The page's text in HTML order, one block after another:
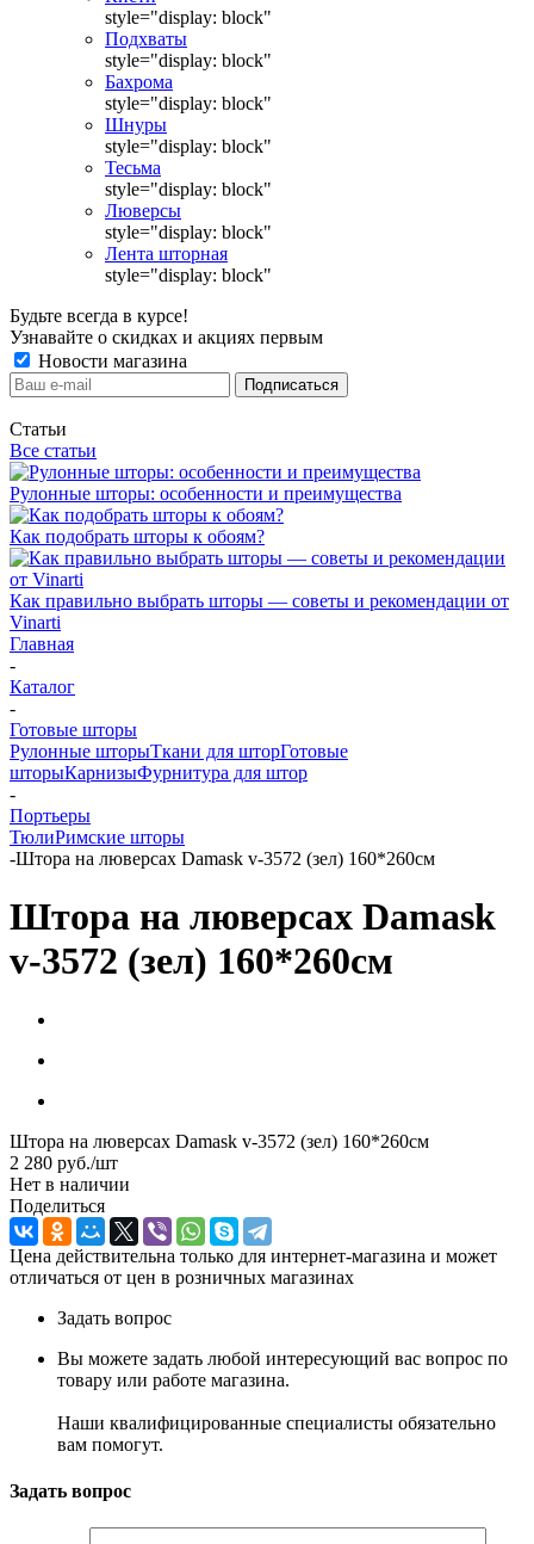
style="display: block"
Подхваты
style="display: block"
Бахрома
style="display: block"
Шнуры
style="display: block"
Тесьма
style="display: block"
Люверсы
style="display: block"
Лента шторная
style="display: block"
Будьте всегда в курсе!
Узнавайте о скидках и акциях первым
Новости магазина
Статьи
Все статьи
Рулонные шторы: особенности и преимущества
Как подобрать шторы к обоям?
Как правильно выбрать шторы — советы и рекомендации от
Vinarti
Главная
-
Каталог
-
Готовые шторы
Рулонные шторыТкани для шторГотовые
шторыКарнизыФурнитура для штор
-
Портьеры
ТюлиРимские шторы
-Штора на люверсах Damask v-3572 (зел) 160*260см
Штора на люверсах Damask
v-3572 (зел) 160*260см
Штора на люверсах Damask v-3572 (зел) 160*260см
2 280 руб./шт
Нет в наличии
Поделиться
Цена действительна только для интернет-магазина и может
отличаться от цен в розничных магазинах
Задать вопрос
Вы можете задать любой интересующий вас вопрос по
товару или работе магазина.
Наши квалифицированные специалисты обязательно
вам помогут.
Задать вопрос